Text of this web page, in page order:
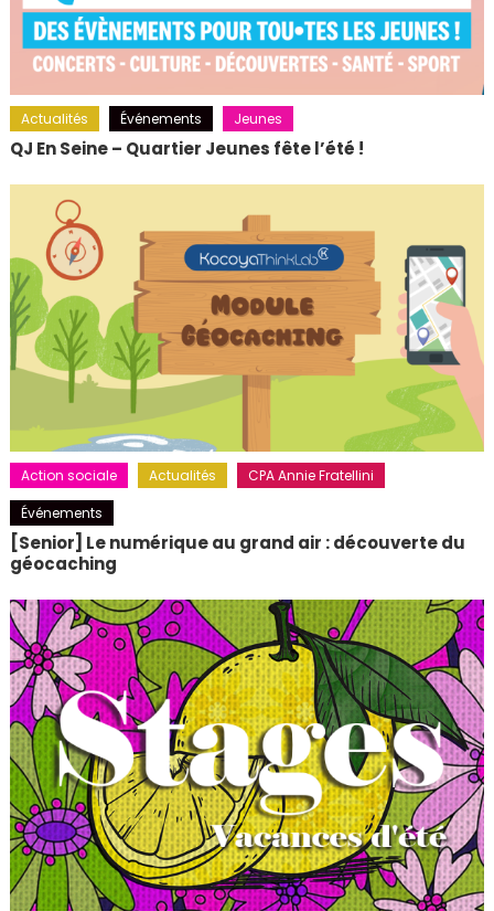
Actualités Événements Jeunes
QJ En Seine – Quartier Jeunes fête l’été !
Action sociale Actualités
CPA Annie Fratellini
Événements
[Senior] Le numérique au grand air : découverte du
géocaching